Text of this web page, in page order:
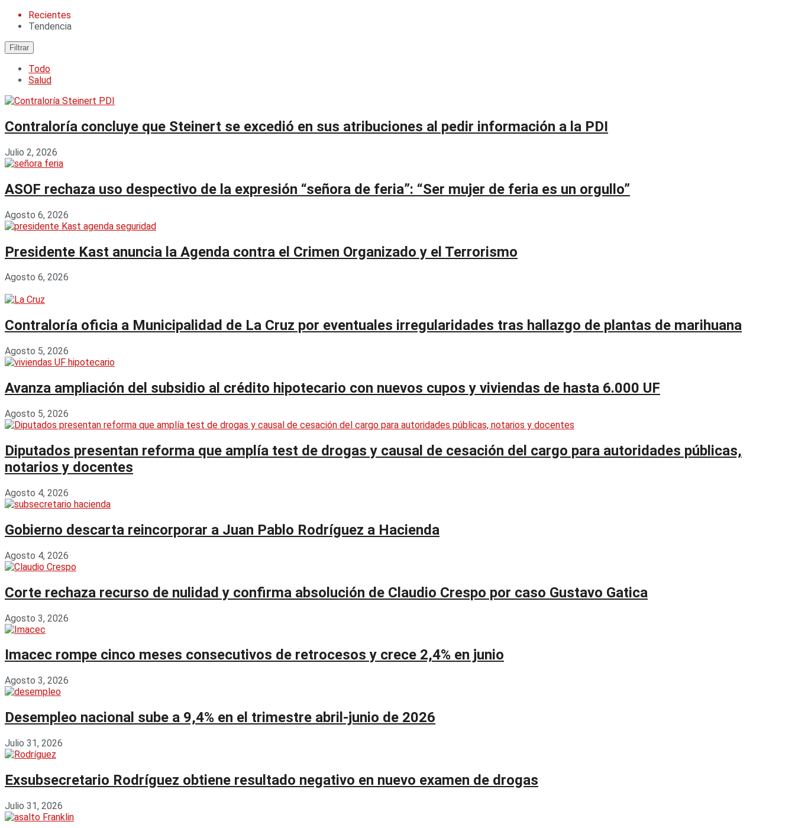
Recientes
Tendencia
Filtrar
Todo
Salud
Contraloría concluye que Steinert se excedió en sus atribuciones al pedir información a la PDI
Julio 2, 2026
ASOF rechaza uso despectivo de la expresión “señora de feria”: “Ser mujer de feria es un orgullo”
Agosto 6, 2026
Presidente Kast anuncia la Agenda contra el Crimen Organizado y el Terrorismo
Agosto 6, 2026
Contraloría oficia a Municipalidad de La Cruz por eventuales irregularidades tras hallazgo de plantas de marihuana
Agosto 5, 2026
Avanza ampliación del subsidio al crédito hipotecario con nuevos cupos y viviendas de hasta 6.000 UF
Agosto 5, 2026
Diputados presentan reforma que amplía test de drogas y causal de cesación del cargo para autoridades públicas,
notarios y docentes
Agosto 4, 2026
Gobierno descarta reincorporar a Juan Pablo Rodríguez a Hacienda
Agosto 4, 2026
Corte rechaza recurso de nulidad y confirma absolución de Claudio Crespo por caso Gustavo Gatica
Agosto 3, 2026
Imacec rompe cinco meses consecutivos de retrocesos y crece 2,4% en junio
Agosto 3, 2026
Desempleo nacional sube a 9,4% en el trimestre abril-junio de 2026
Julio 31, 2026
Exsubsecretario Rodríguez obtiene resultado negativo en nuevo examen de drogas
Julio 31, 2026